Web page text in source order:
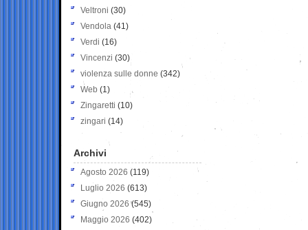
Veltroni (30)
Vendola (41)
Verdi (16)
Vincenzi (30)
violenza sulle donne (342)
Web (1)
Zingaretti (10)
zingari (14)
Archivi
Agosto 2026 (119)
Luglio 2026 (613)
Giugno 2026 (545)
Maggio 2026 (402)